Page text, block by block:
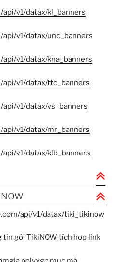
v1/datax/kl_banners
v1/datax/unc_banners
v1/datax/kna_banners
v1/datax/ttc_banners
v1/datax/vs_banners
v1/datax/mr_banners
v1/datax/klb_banners
api/v1/datax/tiki_tikinow
tin gói TikiNOW tích hợp link